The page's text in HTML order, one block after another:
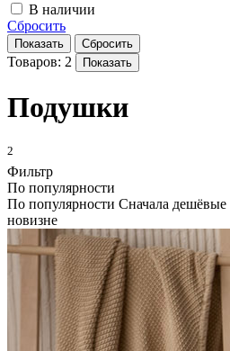
В наличии
Сбросить
Показать Сбросить
Товаров: 2 Показать
Подушки
2
Фильтр
По популярности
По популярности Сначала дешёвые
новизне